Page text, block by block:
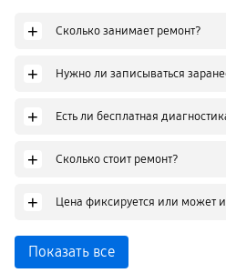
+ Сколько занимает ремонт?
+ Нужно ли записываться
+ Есть ли бесплатная
+ Сколько стоит ремонт?
+ Цена фиксируется или может
Показать все